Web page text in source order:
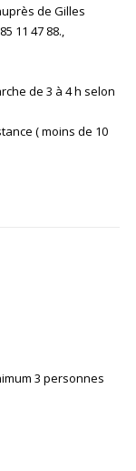
de Gilles
11 47 88.,
de 3 à 4 h selon
( moins de 10
3 personnes